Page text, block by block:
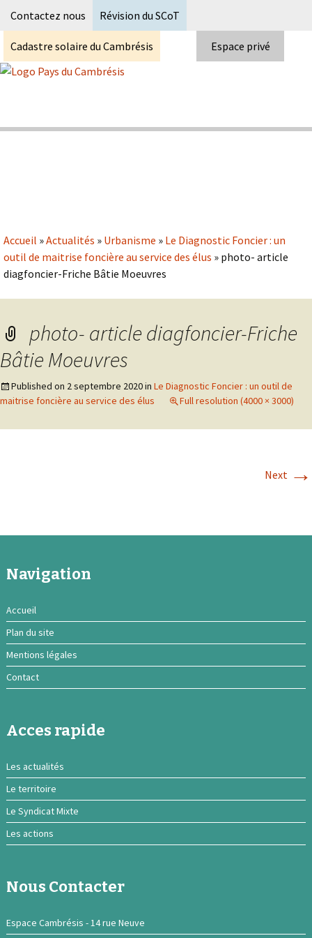
Contactez nous Révision du SCoT
Cadastre solaire du Cambrésis Espace privé
Accueil »Actualités » Urbanisme » Le Diagnostic Foncier : un
outil de maitrise foncière au service des élus » photo- article
diagfoncier-Friche Bâtie Moeuvres
photo- article diagfoncier-Friche
Bâtie Moeuvres
Published on 2 septembre 2020in Le Diagnostic Foncier : un outil de
maitrise foncière au service des élus
Full resolution (4000 × 3000)
Next →
Navigation
Accueil
Plan du site
Mentions légales
Contact
Acces rapide
Les actualités
Le territoire
Le Syndicat Mixte
Les actions
Nous Contacter
Espace Cambrésis - 14 rue Neuve